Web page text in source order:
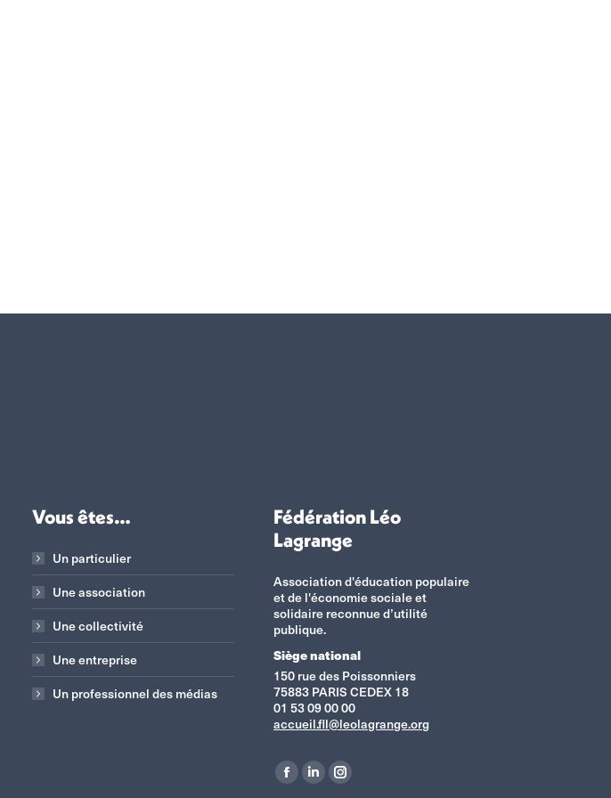
Vous êtes…
Un particulier
Une association
Une collectivité
Une entreprise
Un professionnel des médias
Fédération Léo
Lagrange
Association d'éducation populaire
et de l'économie sociale et
solidaire reconnue d’utilité
publique.
Siège national
150 rue des Poissonniers
75883 PARIS CEDEX 18
01 53 09 00 00
accueil.fll@leolagrange.org
Retrouvez-nous sur :
La
La
La